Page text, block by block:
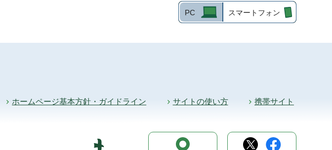
PC スマートフォン
ホームページ基本方針・ガイドライン サイトの使い方 携帯サイト